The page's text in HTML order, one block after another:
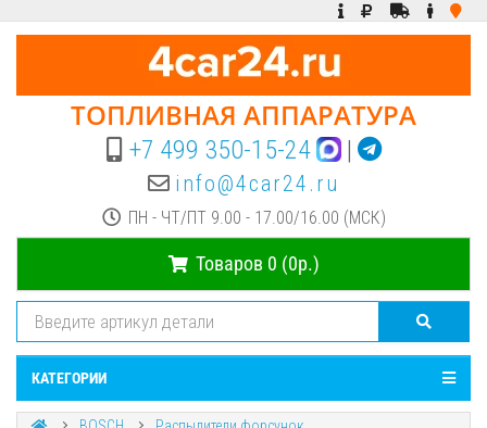
ТОПЛИВНАЯ АППАРАТУРА
+7 499 350-15-24 |
info@4car24.ru
ПН - ЧТ/ПТ 9.00 - 17.00/16.00 (МСК)
Товаров 0 (0р.)
КАТЕГОРИИ